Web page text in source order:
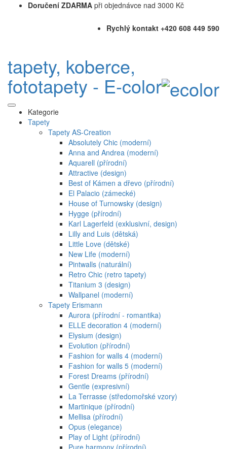
Doručení ZDARMA při objednávce nad 3000 Kč
Rychlý kontakt +420 608 449 590
tapety, koberce,
fototapety - E-color
Kategorie
Tapety
Tapety AS-Creation
Absolutely Chic (moderní)
Anna and Andrea (moderní)
Aquarell (přírodní)
Attractive (design)
Best of Kámen a dřevo (přírodní)
El Palacio (zámecké)
House of Turnowsky (design)
Hygge (přírodní)
Karl Lagerfeld (exklusivní, design)
Lilly and Luis (dětská)
Little Love (dětské)
New Life (moderní)
Pintwalls (naturální)
Retro Chic (retro tapety)
Titanium 3 (design)
Wallpanel (moderní)
Tapety Erismann
Aurora (přírodní - romantika)
ELLE decoration 4 (moderní)
Elysium (design)
Evolution (přírodní)
Fashion for walls 4 (moderní)
Fashion for walls 5 (moderní)
Forest Dreams (přírodní)
Gentle (expresivní)
La Terrasse (středomořské vzory)
Martinique (přírodní)
Mellisa (přírodní)
Opus (elegance)
Play of Light (přírodní)